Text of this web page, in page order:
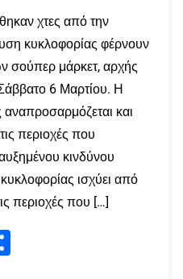
χτες από την
κυκλοφορίας φέρνουν
σούπερ μάρκετ, αρχής
6 Μαρτίου. Η
και
περιοχές που
κινδύνου
ισχύει από
περιοχές που […]